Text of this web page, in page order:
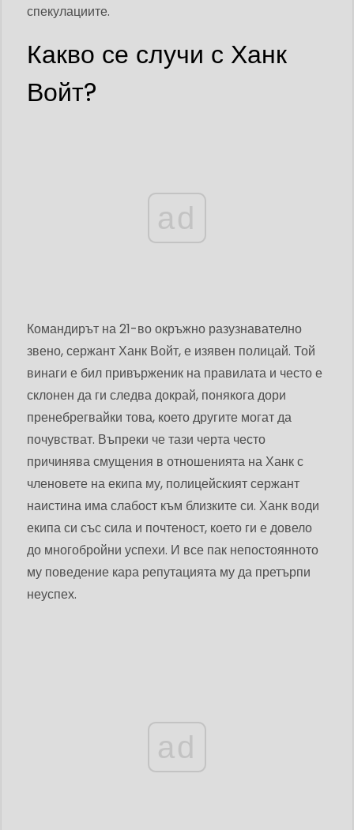
спекулациите.
Какво се случи с Ханк
Войт?
ad
Командирът на 21-во окръжно разузнавателно
звено, сержант Ханк Войт, е изявен полицай. Той
винаги е бил привърженик на правилата и често е
склонен да ги следва докрай, понякога дори
пренебрегвайки това, което другите могат да
почувстват. Въпреки че тази черта често
причинява смущения в отношенията на Ханк с
членовете на екипа му, полицейският сержант
наистина има слабост към близките си. Ханк води
екипа си със сила и почтеност, което ги е довело
до многобройни успехи. И все пак непостоянното
му поведение кара репутацията му да претърпи
неуспех.
ad